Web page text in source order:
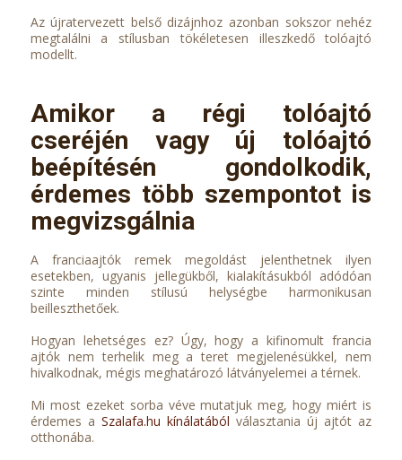
Az újratervezett belső dizájnhoz azonban sokszor nehéz
megtalálni a stílusban tökéletesen illeszkedő tolóajtó
modellt.
Amikor a régi tolóajtó
cseréjén vagy új tolóajtó
beépítésén gondolkodik,
érdemes több szempontot is
megvizsgálnia
A franciaajtók remek megoldást jelenthetnek ilyen
esetekben, ugyanis jellegükből, kialakításukból adódóan
szinte minden stílusú helységbe harmonikusan
beilleszthetőek.
Hogyan lehetséges ez? Úgy, hogy a kifinomult francia
ajtók nem terhelik meg a teret megjelenésükkel, nem
hivalkodnak, mégis meghatározó látványelemei a térnek.
Mi most ezeket sorba véve mutatjuk meg, hogy miért is
érdemes a Szalafa.hu kínálatából választania új ajtót az
otthonába.